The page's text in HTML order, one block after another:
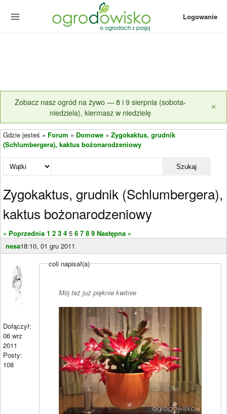
Logowanie
Zobacz nasz ogród na żywo — 8 i 9 sierpnia (sobota-
niedziela), kiermasz w niedzielę
×
Gdzie jesteś » Forum » Domowe » Zygokaktus, grudnik
(Schlumbergera), kaktus bożonarodzeniowy
Szukaj
Zygokaktus, grudnik (Schlumbergera),
kaktus bożonarodzeniowy
« Poprzednia 1 2 3 4 5 6 7 8 9 Następna »
nesa18:10, 01 gru 2011
Dołączył:
06 wrz
2011
Posty:
108
coli napisał(a)
Mój też już pięknie kwitnie